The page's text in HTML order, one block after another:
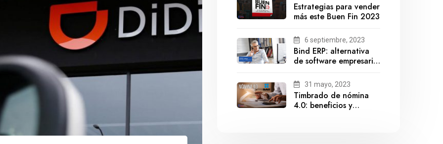
Estrategias para vender
más este Buen Fin 2023
6 septiembre, 2023
Bind ERP: alternativa
de software empresarial
Gestionix
31 mayo, 2023
Timbrado de nómina
4.0: beneficios y